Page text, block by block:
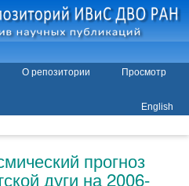
О репозитории
Просмотр
English
прогноз
дуги на 2006-